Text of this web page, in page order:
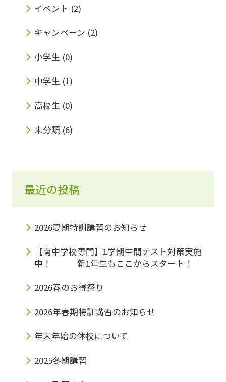
イベント (2)
キャンペーン (2)
小学生 (0)
中学生 (1)
高校生 (0)
未分類 (6)
最近の投稿
2026夏期特訓講習のお知らせ
【南中学校専門】1学期中間テスト対策実施
中！ 新1年生もここからスタート！
2026春のお得祭り
2026年春期特訓講習のお知らせ
年末年始の休校について
2025冬期講習